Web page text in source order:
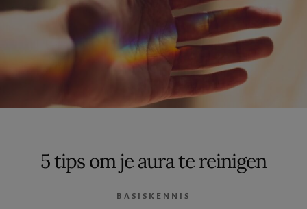
5 tips om je aura te reinigen
BASISKENNIS